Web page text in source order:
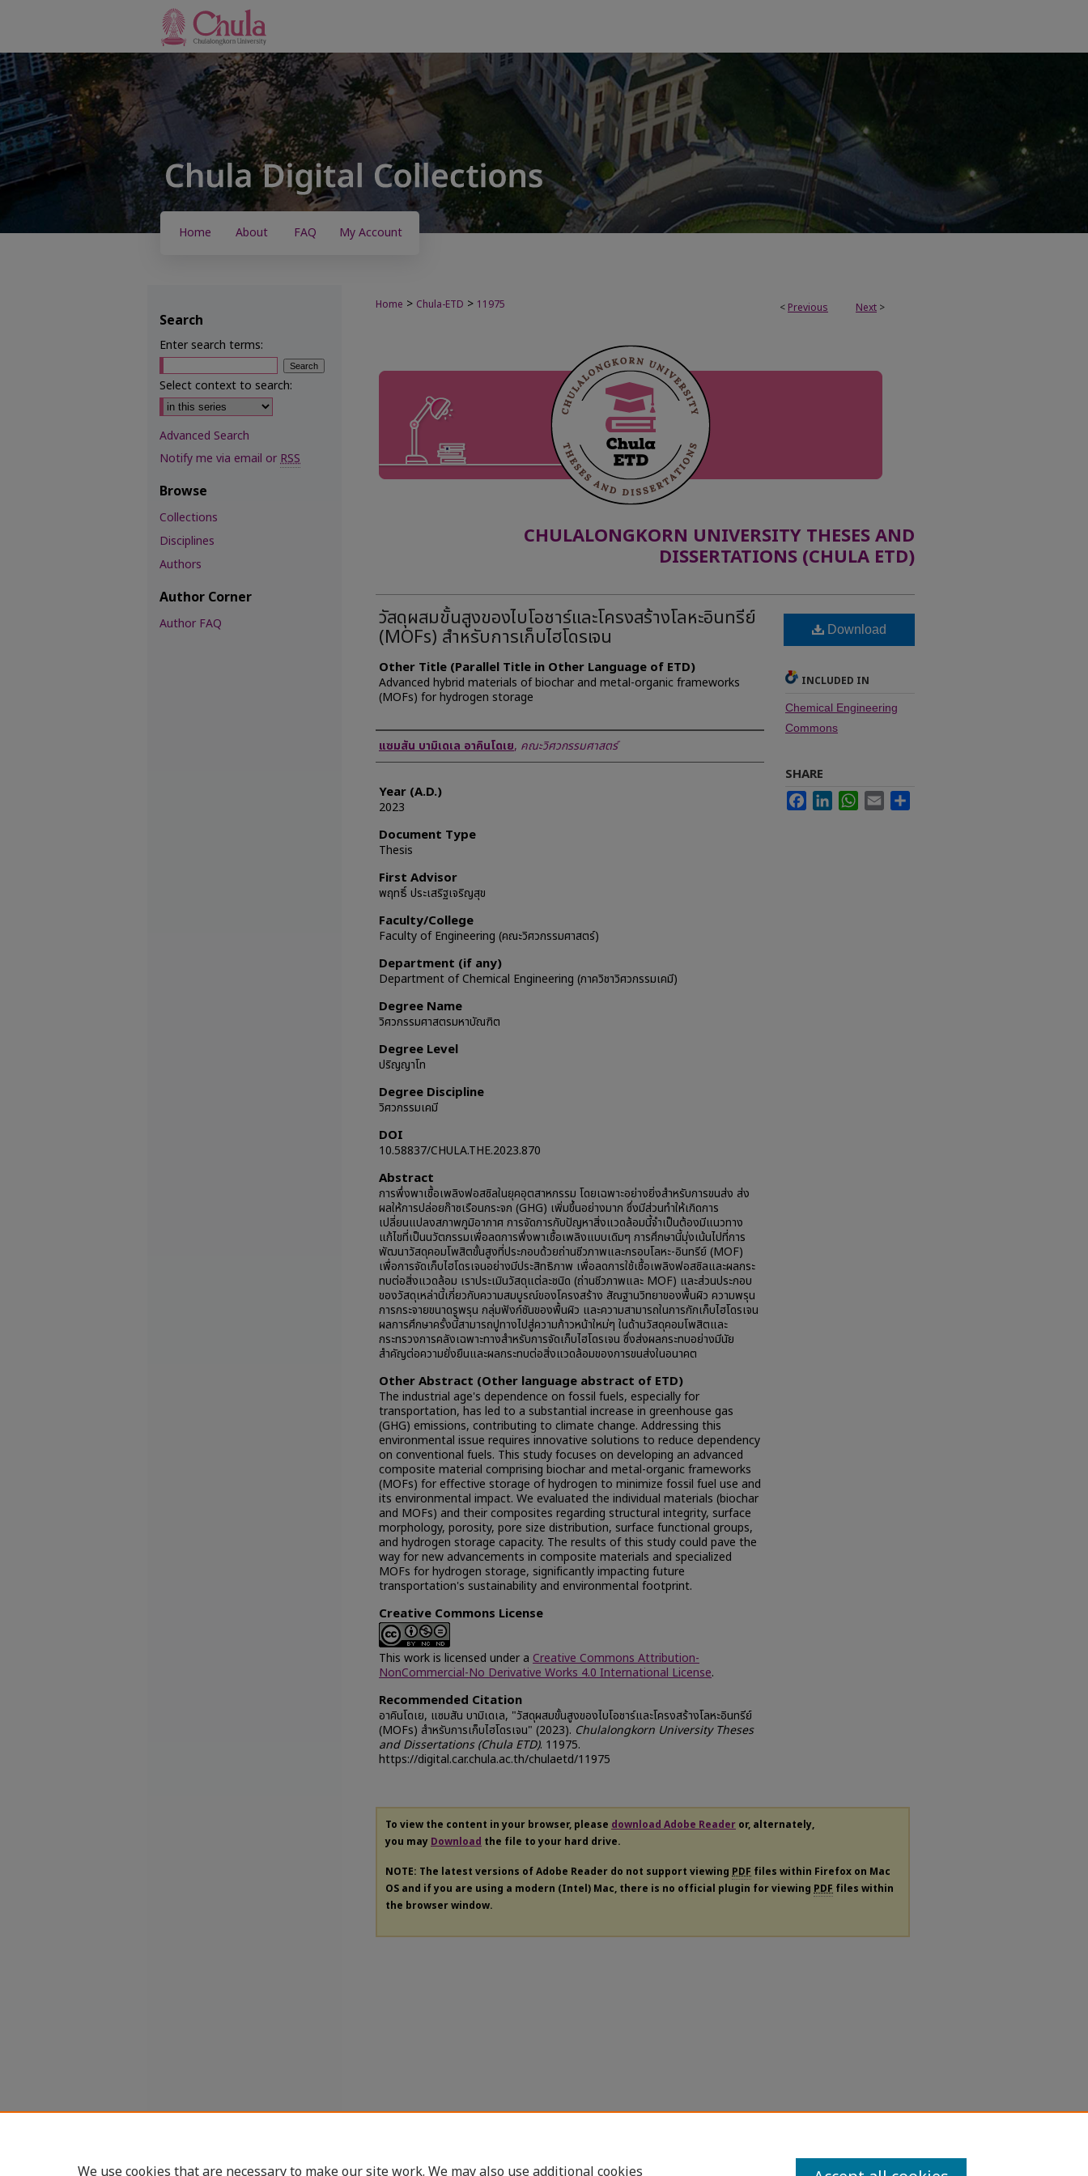
Home About FAQ My Account
< Previous Next >
Home > Chula-ETD > 11975
CHULALONGKORN UNIVERSITY THESES AND
DISSERTATIONS (CHULA ETD)
วัสดุผสมขั้นสูงของไบโอชาร์และโครงสร้างโลหะอินทรีย์
(MOFs) สำหรับการเก็บไฮโดรเจน
Other Title (Parallel Title in Other Language of ETD)
Advanced hybrid materials of biochar and metal-organic frameworks
(MOFs) for hydrogen storage
Author
แซมสัน บามิเดเล อาคินโดเย, คณะวิศวกรรมศาสตร์
Year (A.D.)
2023
Document Type
Thesis
First Advisor
พฤทธิ์ ประเสริฐเจริญสุข
Faculty/College
Faculty of Engineering (คณะวิศวกรรมศาสตร์)
Department (if any)
Department of Chemical Engineering (ภาควิชาวิศวกรรมเคมี)
Degree Name
วิศวกรรมศาสตรมหาบัณฑิต
Degree Level
ปริญญาโท
Degree Discipline
วิศวกรรมเคมี
DOI
10.58837/CHULA.THE.2023.870
Abstract
การพึ่งพาเชื้อเพลิงฟอสซิลในยุคอุตสาหกรรม โดยเฉพาะอย่างยิ่งสำหรับการขนส่ง ส่ง
ผลให้การปล่อยก๊าซเรือนกระจก (GHG) เพิ่มขึ้นอย่างมาก ซึ่งมีส่วนทำให้เกิดการ
เปลี่ยนแปลงสภาพภูมิอากาศ การจัดการกับปัญหาสิ่งแวดล้อมนี้จำเป็นต้องมีแนวทาง
แก้ไขที่เป็นนวัตกรรมเพื่อลดการพึ่งพาเชื้อเพลิงแบบเดิมๆ การศึกษานี้มุ่งเน้นไปที่การ
พัฒนาวัสดุคอมโพสิตขั้นสูงที่ประกอบด้วยถ่านชีวภาพและกรอบโลหะ-อินทรีย์ (MOF)
เพื่อการจัดเก็บไฮโดรเจนอย่างมีประสิทธิภาพ เพื่อลดการใช้เชื้อเพลิงฟอสซิลและผลกระ
ทบต่อสิ่งแวดล้อม เราประเมินวัสดุแต่ละชนิด (ถ่านชีวภาพและ MOF) และส่วนประกอบ
ของวัสดุเหล่านี้เกี่ยวกับความสมบูรณ์ของโครงสร้าง สัณฐานวิทยาของพื้นผิว ความพรุน
การกระจายขนาดรูพรุน กลุ่มฟังก์ชันของพื้นผิว และความสามารถในการกักเก็บไฮโดรเจน
ผลการศึกษาครั้งนี้สามารถปูทางไปสู่ความก้าวหน้าใหม่ๆ ในด้านวัสดุคอมโพสิตและ
กระทรวงการคลังเฉพาะทางสำหรับการจัดเก็บไฮโดรเจน ซึ่งส่งผลกระทบอย่างมีนัย
สำคัญต่อความยั่งยืนและผลกระทบต่อสิ่งแวดล้อมของการขนส่งในอนาคต
Other Abstract (Other language abstract of ETD)
The industrial age's dependence on fossil fuels, especially for
transportation, has led to a substantial increase in greenhouse gas
(GHG) emissions, contributing to climate change. Addressing this
environmental issue requires innovative solutions to reduce dependency
on conventional fuels. This study focuses on developing an advanced
composite material comprising biochar and metal-organic frameworks
(MOFs) for effective storage of hydrogen to minimize fossil fuel use and
its environmental impact. We evaluated the individual materials (biochar
and MOFs) and their composites regarding structural integrity, surface
morphology, porosity, pore size distribution, surface functional groups,
and hydrogen storage capacity. The results of this study could pave the
way for new advancements in composite materials and specialized
MOFs for hydrogen storage, significantly impacting future
transportation's sustainability and environmental footprint.
Creative Commons License
This work is licensed under a Creative Commons Attribution-
NonCommercial-No Derivative Works 4.0 International License.
Recommended Citation
อาคินโดเย, แซมสัน บามิเดเล, "วัสดุผสมขั้นสูงของไบโอชาร์และโครงสร้างโลหะอินทรีย์
(MOFs) สำหรับการเก็บไฮโดรเจน" (2023). Chulalongkorn University Theses
and Dissertations (Chula ETD). 11975.
https://digital.car.chula.ac.th/chulaetd/11975
Download
INCLUDED IN
Chemical Engineering
Commons
SHARE
FacebookLinkedInWhatsApp
Email
To view the content in your browser, please download Adobe Reader or, alternately,
you may Download the file to your hard drive.
NOTE: The latest versions of Adobe Reader do not support viewing PDF files within Firefox on Mac
OS and if you are using a modern (Intel) Mac, there is no official plugin for viewing PDF files within
the browser window.
Search
Enter search terms:
Select context to search:
Advanced Search
Notify me via email orRSS
Browse
Collections
Disciplines
Authors
Author Corner
Author FAQ
We use cookies that are necessary to make our site work. We may also use additional cookies